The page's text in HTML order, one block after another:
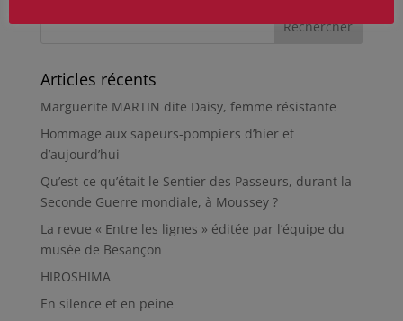
Articles récents
Marguerite MARTIN dite Daisy, femme résistante
Hommage aux sapeurs-pompiers d’hier et
d’aujourd’hui
Qu’est-ce qu’était le Sentier des Passeurs, durant la
Seconde Guerre mondiale, à Moussey ?
La revue « Entre les lignes » éditée par l’équipe du
musée de Besançon
HIROSHIMA
En silence et en peine